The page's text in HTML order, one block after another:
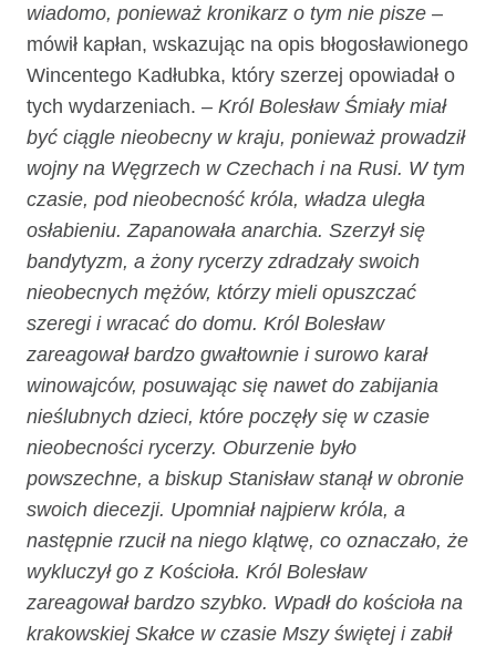
wiadomo, ponieważ kronikarz o tym nie pisze –
mówił kapłan, wskazując na opis błogosławionego
Wincentego Kadłubka, który szerzej opowiadał o
tych wydarzeniach. – Król Bolesław Śmiały miał
być ciągle nieobecny w kraju, ponieważ prowadził
wojny na Węgrzech w Czechach i na Rusi. W tym
czasie, pod nieobecność króla, władza uległa
osłabieniu. Zapanowała anarchia. Szerzył się
bandytyzm, a żony rycerzy zdradzały swoich
nieobecnych mężów, którzy mieli opuszczać
szeregi i wracać do domu. Król Bolesław
zareagował bardzo gwałtownie i surowo karał
winowajców, posuwając się nawet do zabijania
nieślubnych dzieci, które poczęły się w czasie
nieobecności rycerzy. Oburzenie było
powszechne, a biskup Stanisław stanął w obronie
swoich diecezji. Upomniał najpierw króla, a
następnie rzucił na niego klątwę, co oznaczało, że
wykluczył go z Kościoła. Król Bolesław
zareagował bardzo szybko. Wpadł do kościoła na
krakowskiej Skałce w czasie Mszy świętej i zabił